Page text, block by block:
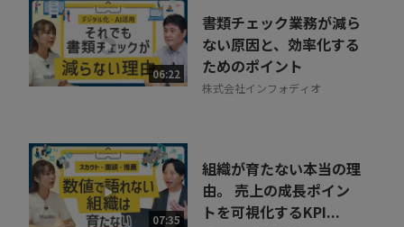
06:22
書類チェック業務が減ら
ない原因と、効率化する
ためのポイント
株式会社インフォディオ
07:35
組織が育たない本当の理
由。 売上の成長ポイン
トを可視化するKPI...